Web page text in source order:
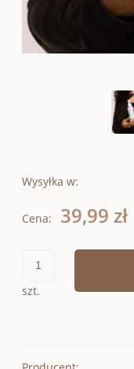
Wysyłka w:
Cena: 39,99 zł
szt.